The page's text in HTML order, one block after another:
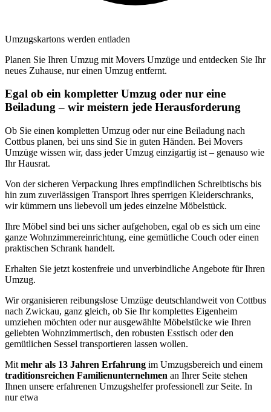
Umzugskartons werden entladen
Planen Sie Ihren Umzug mit Movers Umzüge und entdecken Sie Ihr
neues Zuhause, nur einen Umzug entfernt.
Egal ob ein kompletter Umzug oder nur eine
Beiladung – wir meistern jede Herausforderung
Ob Sie einen kompletten Umzug oder nur eine Beiladung nach
Cottbus planen, bei uns sind Sie in guten Händen. Bei Movers
Umzüge wissen wir, dass jeder Umzug einzigartig ist – genauso wie
Ihr Hausrat.
Von der sicheren Verpackung Ihres empfindlichen Schreibtischs bis
hin zum zuverlässigen Transport Ihres sperrigen Kleiderschranks,
wir kümmern uns liebevoll um jedes einzelne Möbelstück.
Ihre Möbel sind bei uns sicher aufgehoben, egal ob es sich um eine
ganze Wohnzimmereinrichtung, eine gemütliche Couch oder einen
praktischen Schrank handelt.
Erhalten Sie jetzt kostenfreie und unverbindliche Angebote für Ihren
Umzug.
Wir organisieren reibungslose Umzüge deutschlandweit von Cottbus
nach Zwickau, ganz gleich, ob Sie Ihr komplettes Eigenheim
umziehen möchten oder nur ausgewählte Möbelstücke wie Ihren
geliebten Wohnzimmertisch, den robusten Esstisch oder den
gemütlichen Sessel transportieren lassen wollen.
Mit mehr als 13 Jahren Erfahrung im Umzugsbereich und einem
traditionsreichen Familienunternehmen an Ihrer Seite stehen
Ihnen unsere erfahrenen Umzugshelfer professionell zur Seite. In
nur etwa